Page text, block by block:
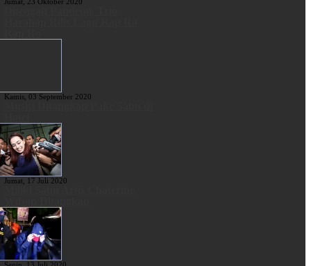
Kamis, 03 September 2020
Jumat, 17 Juli 2020